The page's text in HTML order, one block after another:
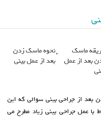
ماسک
بعد از عمل
,نحوه ماسک زدن
بعد از عمل بینی
بعد از جراحی بینی سوالی که این
با عمل جراحی بینی زیاد مطرح می